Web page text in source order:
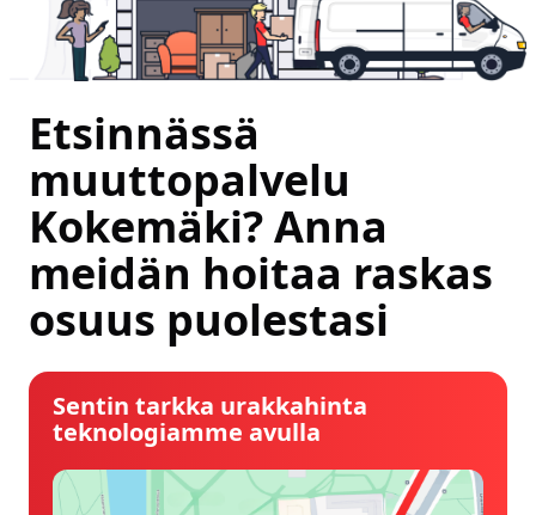
Etsinnässä
muuttopalvelu
Kokemäki? Anna
meidän hoitaa raskas
osuus puolestasi
Sentin tarkka urakkahinta
teknologiamme avulla